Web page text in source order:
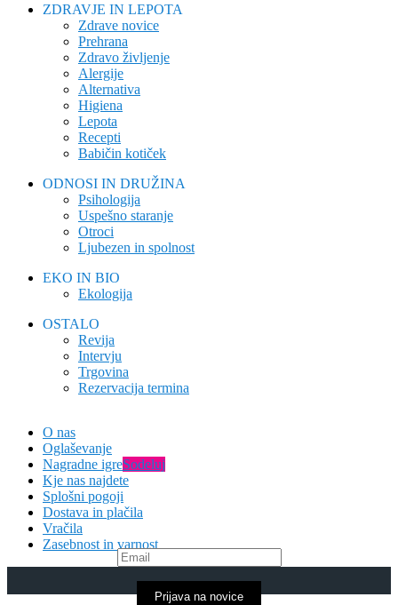
ZDRAVJE IN LEPOTA
Zdrave novice
Prehrana
Zdravo življenje
Alergije
Alternativa
Higiena
Lepota
Recepti
Babičin kotiček
ODNOSI IN DRUŽINA
Psihologija
Uspešno staranje
Otroci
Ljubezen in spolnost
EKO IN BIO
Ekologija
OSTALO
Revija
Intervju
Trgovina
Rezervacija termina
O nas
Oglaševanje
Nagradne igreSodeluj
Kje nas najdete
Splošni pogoji
Dostava in plačila
Vračila
Zasebnost in varnost
Prijava na novice